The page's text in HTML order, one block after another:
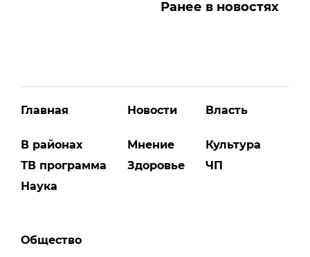
Ранее в новостях
Главная
В районах
ТВ программа
Наука
Новости
Мнение
Здоровье
Власть
Культура
ЧП
Общество